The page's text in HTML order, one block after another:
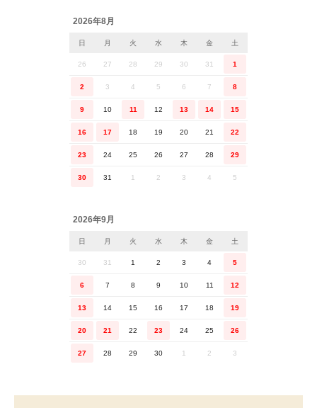
2026年8月
日 月 火 水 木 金 土
26 27 28 29 30 31 1
2 3 4 5 6 7 8
9 10 11 12 13 14 15
16 17 18 19 20 21 22
23 24 25 26 27 28 29
30 31 1 2 3 4 5
2026年9月
日 月 火 水 木 金 土
30 31 1 2 3 4 5
6 7 8 9 10 11 12
13 14 15 16 17 18 19
20 21 22 23 24 25 26
27 28 29 30 1 2 3